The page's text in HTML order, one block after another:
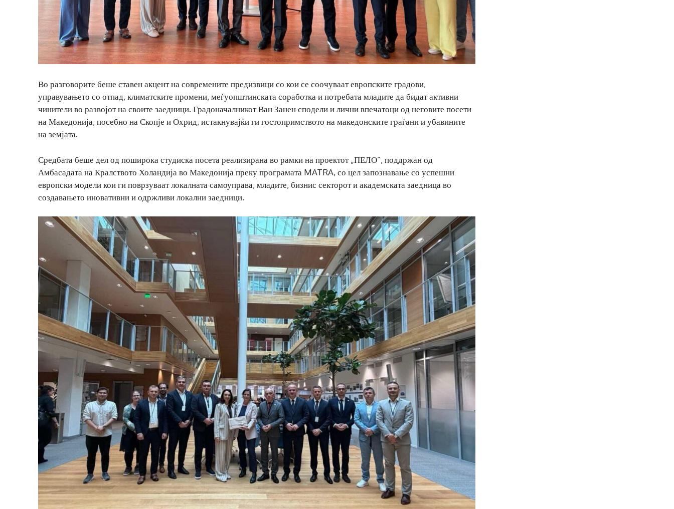
Во разговорите беше ставен акцент на современите предизвици со кои се соочуваат европските градови,
управувањето со отпад, климатските промени, меѓуопштинската соработка и потребата младите да бидат активни
чинители во развојот на своите заедници. Градоначалникот Ван Занен сподели и лични впечатоци од неговите посети
на Македонија, посебно на Скопје и Охрид, истакнувајќи ги гостопримството на македонските граѓани и убавините
на земјата.
Средбата беше дел од поширока студиска посета реализирана во рамки на проектот „ПЕЛО”, поддржан од
Амбасадата на Кралството Холандија во Македонија преку програмата MATRA, со цел запознавање со успешни
европски модели кои ги поврзуваат локалната самоуправа, младите, бизнис секторот и академската заедница во
создавањето иновативни и одржливи локални заедници.